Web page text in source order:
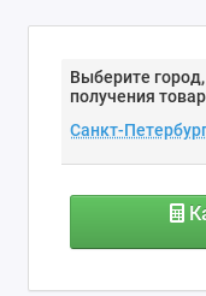
Выберите
получения